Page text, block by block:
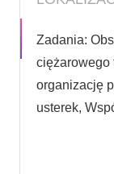
Zadania:
ciężarowego
organizację
usterek,